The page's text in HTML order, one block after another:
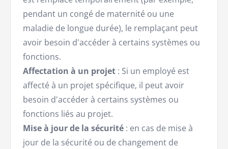
pendant un congé de maternité ou une
maladie de longue durée), le remplaçant peut
avoir besoin d'accéder à certains systèmes ou
fonctions.
Affectation à un projet : Si un employé est
affecté à un projet spécifique, il peut avoir
besoin d'accéder à certains systèmes ou
fonctions liés au projet.
Mise à jour de la sécurité : en cas de mise à
jour de la sécurité ou de changement de